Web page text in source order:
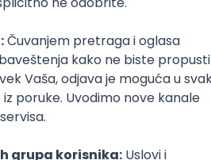
Batch Embedded x++
dana